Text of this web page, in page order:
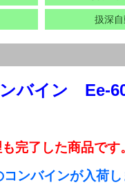
扱深自
バイン Ee-
完了した商品です
ンバインが入荷し